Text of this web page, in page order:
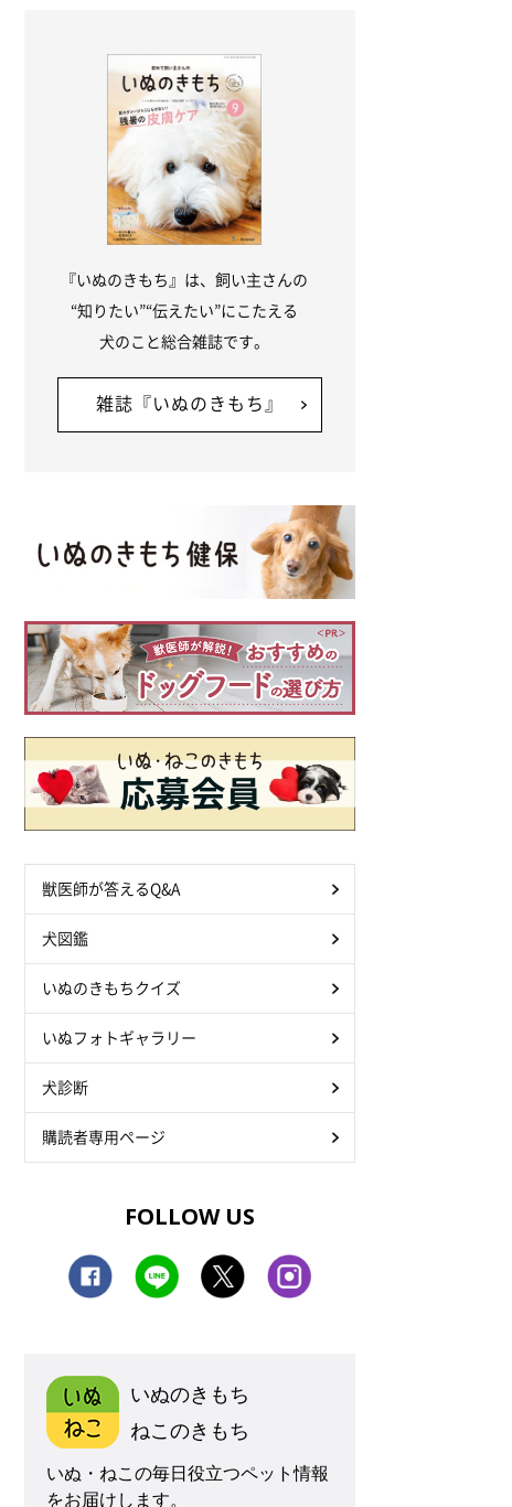
『いぬのきもち』は、飼い主さんの
“知りたい”“伝えたい”にこたえる
犬のこと総合雑誌です。
雑誌『いぬのきもち』
獣医師が答えるQ&A
犬図鑑
いぬのきもちクイズ
いぬフォトギャラリー
犬診断
購読者専用ページ
FOLLOW US
いぬのきもち
ねこのきもち
いぬ・ねこの毎日役立つペット情報
をお届けします。